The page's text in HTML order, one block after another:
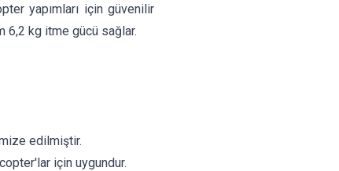
yapımları için güvenilir
6,2 kg itme gücü sağlar.
edilmiştir.
için uygundur.